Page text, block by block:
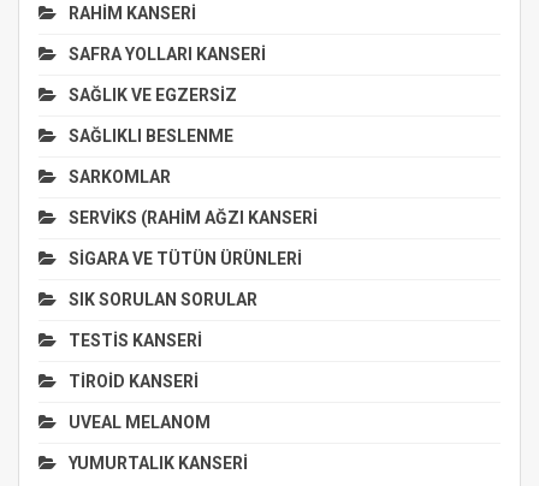
RAHİM KANSERİ
SAFRA YOLLARI KANSERİ
SAĞLIK VE EGZERSİZ
SAĞLIKLI BESLENME
SARKOMLAR
SERVİKS (RAHİM AĞZI KANSERİ
SİGARA VE TÜTÜN ÜRÜNLERİ
SIK SORULAN SORULAR
TESTİS KANSERİ
TİROİD KANSERİ
UVEAL MELANOM
YUMURTALIK KANSERİ